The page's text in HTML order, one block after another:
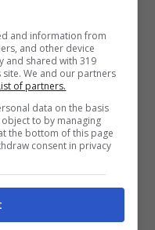
domenica 13
18.00, presso
Hoteldi
ad autorità,
il Gaeta
sponsor, che
nome alla
and information from
and other device
and shared with 319
We and our partners
of partners.
data on the basis
to by managing
the bottom of this page
consent in privacy